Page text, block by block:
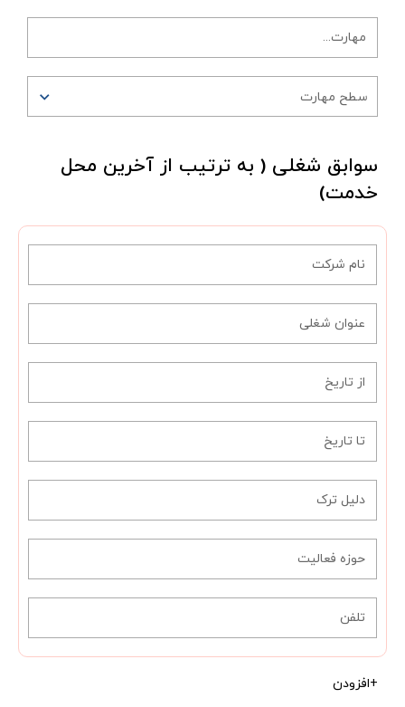
سطح مهارت
سوابق شغلی ( به ترتیب از آخرین محل
خدمت)
+افزودن